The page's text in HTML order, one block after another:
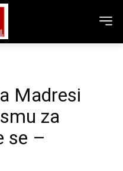
Madresi
za
se –